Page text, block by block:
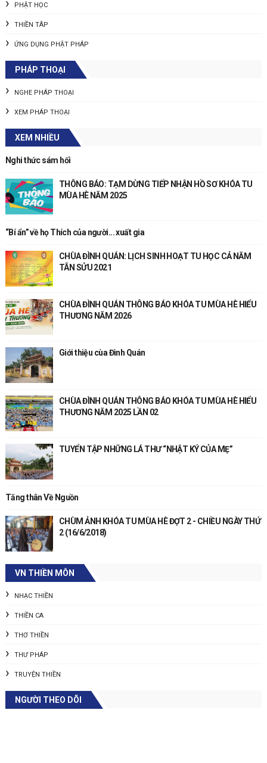
PHẬT HỌC
THIỀN TÂP
ỨNG DỤNG PHẬT PHÁP
PHÁP THOẠI
NGHE PHÁP THOẠI
XEM PHÁP THOẠI
XEM NHIỀU
Nghi thức sám hối
THÔNG BÁO: TẠM DỪNG TIẾP NHẬN HỒ SƠ KHÓA TU
MÙA HÈ NĂM 2025
“Bí ẩn” về họ Thích của người... xuất gia
CHÙA ĐÌNH QUÁN: LỊCH SINH HOẠT TU HỌC CẢ NĂM
TÂN SỬU 2021
CHÙA ĐÌNH QUÁN THÔNG BÁO KHÓA TU MÙA HÈ HIỂU
THƯƠNG NĂM 2026
Giới thiệu cùa Đình Quán
CHÙA ĐÌNH QUÁN THÔNG BÁO KHÓA TU MÙA HÈ HIỂU
THƯƠNG NĂM 2025 LẦN 02
TUYỂN TẬP NHỮNG LÁ THƯ “NHẬT KÝ CỦA MẸ”
Tăng thân Về Nguồn
CHÙM ẢNH KHÓA TU MÙA HÈ ĐỢT 2 - CHIỀU NGÀY THỨ
2 (16/6/2018)
VN THIỀN MÔN
NHẠC THIỀN
THIỀN CA
THƠ THIỀN
THƯ PHÁP
TRUYỆN THIỀN
NGƯỜI THEO DÕI